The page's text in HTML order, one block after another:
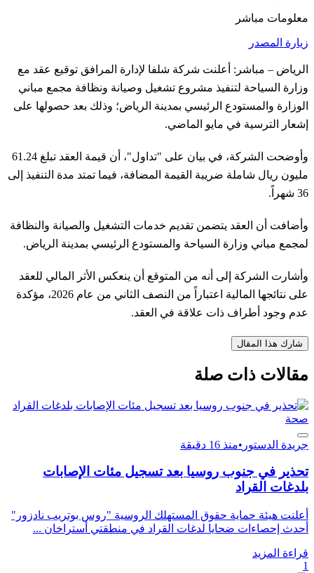
معلومات مباشر
زيارة المصدر
الرياض – مباشر: أعلنت شركة شلفا لإدارة المرافق توقيع عقد مع
وزارة السياحة لتنفيذ مشروع تشغيل وصيانة ونظافة مجمع مباني
الوزارة والمستودع الرئيسي بمدينة الرياض؛ وذلك بعد حصولها على
إشعار الترسية في مايو الماضي.
وأوضحت الشركة، في بيان على "تداول"، أن قيمة العقد تبلغ 61.24
مليون ريال شاملة ضريبة القيمة المضافة، فيما تمتد مدة التنفيذ إلى
36 شهراً
.
وأضافت أن العقد يتضمن تقديم خدمات التشغيل والصيانة والنظافة
لمجمع مباني وزارة السياحة والمستودع الرئيسي بمدينة الرياض.
وأشارت الشركة إلى أنه من المتوقع أن ينعكس الأثر المالي للعقد
على نتائجها المالية اعتباراً من النصف الثاني من عام 2026، مؤكدة
عدم وجود أطراف ذات علاقة في العقد.
شارك هذا المقال
مقالات ذات صلة
صحة
جريدة الدستور •منذ 16 دقيقة
تحذير في جنوب روسيا بعد تسجيل مئات الإصابات
بلدغات القراد
أعلنت هيئة حماية حقوق المستهلك الروسية "روس بوتريب نادزور"
أحدث إحصاءات ضحايا لدغات القراد في منطقتي أستراخان ...
قراءة المزيد
1